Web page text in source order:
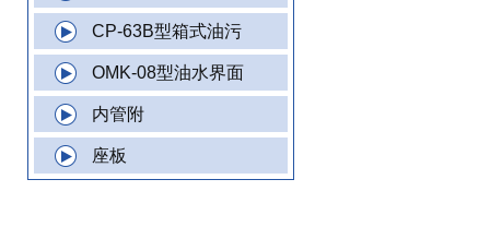
CP-63B型箱式油污
OMK-08型油水界面
内管附
座板